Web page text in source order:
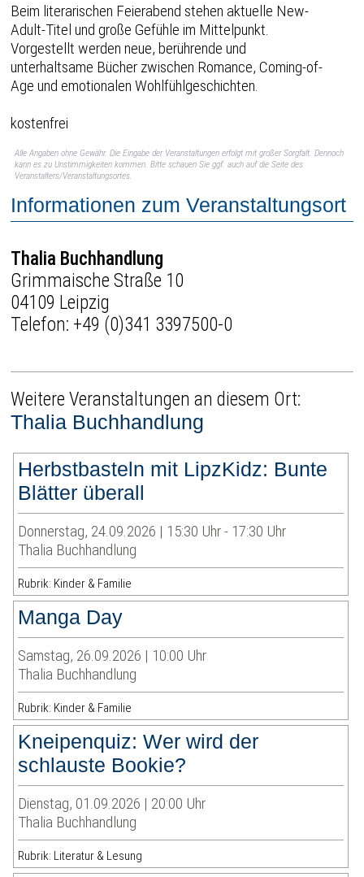
Beim literarischen Feierabend stehen aktuelle New-
Adult-Titel und große Gefühle im Mittelpunkt.
Vorgestellt werden neue, berührende und
unterhaltsame Bücher zwischen Romance, Coming-of-
Age und emotionalen Wohlfühlgeschichten.
kostenfrei
Alle Angaben ohne Gewähr. Die Eingabe der Veranstaltungen erfolgt mit großer Sorgfalt. Dennoch
kann es zu Unstimmigkeiten kommen. Bitte schauen Sie ggf. auch auf die Seite des
Veranstalters/Veranstaltungsortes.
Informationen zum Veranstaltungsort
Thalia Buchhandlung
Grimmaische Straße 10
04109 Leipzig
Telefon: +49 (0)341 3397500-0
Weitere Veranstaltungen an diesem Ort:
Thalia Buchhandlung
Herbstbasteln mit LipzKidz: Bunte
Blätter überall
Donnerstag, 24.09.2026 | 15:30 Uhr - 17:30 Uhr
Thalia Buchhandlung
Rubrik: Kinder & Familie
Manga Day
Samstag, 26.09.2026 | 10:00 Uhr
Thalia Buchhandlung
Rubrik: Kinder & Familie
Kneipenquiz: Wer wird der
schlauste Bookie?
Dienstag, 01.09.2026 | 20:00 Uhr
Thalia Buchhandlung
Rubrik: Literatur & Lesung